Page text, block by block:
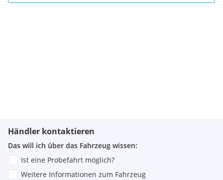
Händler kontaktieren
Das will ich über das Fahrzeug wissen:
Ist eine Probefahrt möglich?
Weitere Informationen zum Fahrzeug